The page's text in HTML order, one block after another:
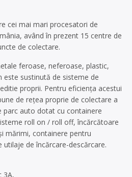
cei mai mari procesatori de
având în prezent 15 centre de
de colectare.
feroase, neferoase, plastic,
este sustinută de sisteme de
proprii. Pentru eficiența acestui
de reţea proprie de colectare a
auto dotat cu containere
roll on / roll off, încărcătoare
mărimi, containere pentru
de încărcare-descărcare.
3A,